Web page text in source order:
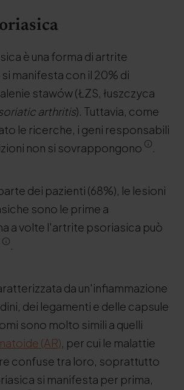
è una forma di artrite
manifesta con il 20% di
stawów (ŁZS, łuszczyca
arthritis). Tuttavia, come
le ricerche, i geni responsabili
non si sovrappongono
.
dei pazienti (68%), le lesioni
sono le prime a
a volte l'artrite psoriasica può
.
da un'infiammazione
dei legamenti e delle capsule
sono molto simili a quelli
(AR), per cui le malattie
confuse tra loro, soprattutto
si manifesta per prima,